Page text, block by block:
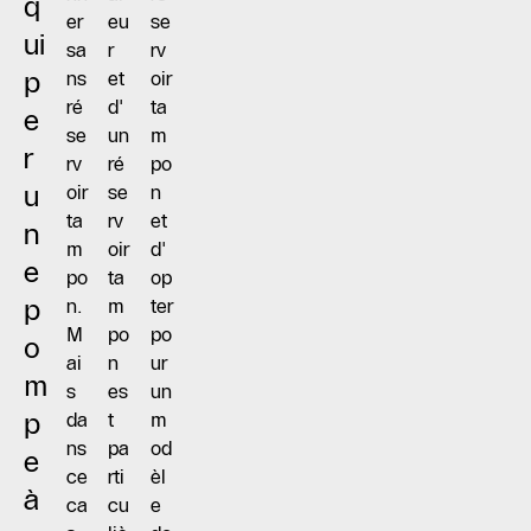
ui
p
e
r
u
n
e
p
o
m
p
e
à
er
sa
ns
ré
se
rv
oir
ta
m
po
n.
M
ai
s
da
ns
ce
ca
eu
r
et
d'
un
ré
se
rv
oir
ta
m
po
n
es
t
pa
rti
cu
se
rv
oir
ta
m
po
n
et
d'
op
ter
po
ur
un
m
od
èl
e